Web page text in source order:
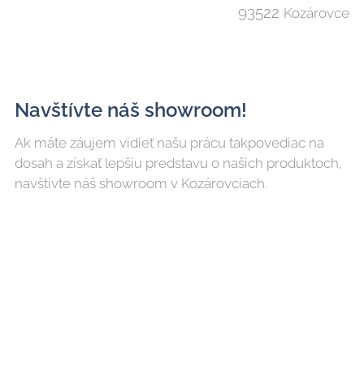
93522 Kozárovce
Navštívte náš showroom!
Ak máte záujem vidieť našu prácu takpovediac na
dosah a získať lepšiu predstavu o našich produktoch,
navštívte náš showroom v Kozárovciach.